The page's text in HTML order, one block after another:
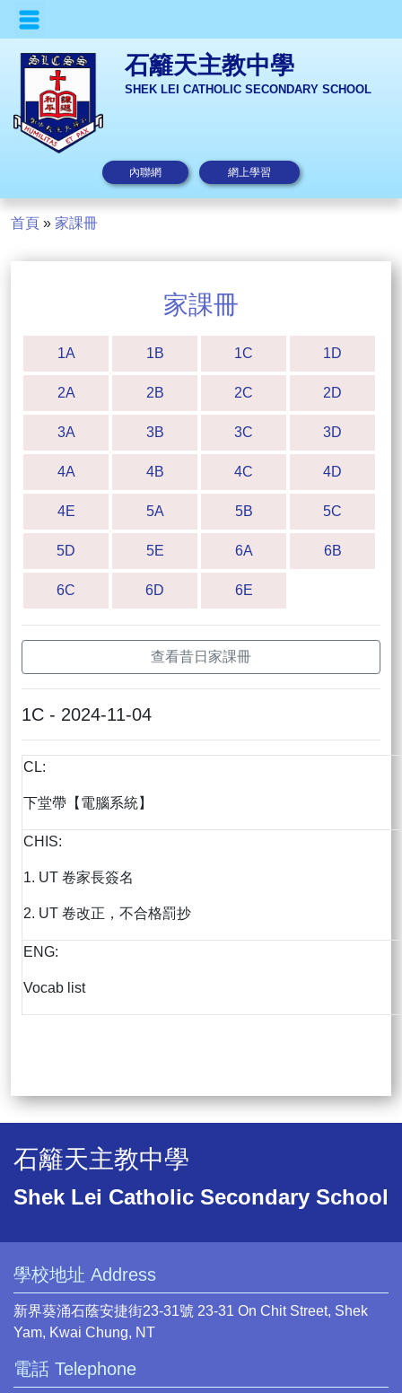
石籬天主教中學
SHEK LEI CATHOLIC SECONDARY SCHOOL
內聯網 網上學習
首頁 » 家課冊
家課冊
1A 1B 1C 1D
2A 2B 2C 2D
3A 3B 3C 3D
4A 4B 4C 4D
4E 5A 5B 5C
5D 5E 6A 6B
6C 6D 6E
查看昔日家課冊
1C - 2024-11-04
CL:
下堂帶【電腦系統】
CHIS:
1. UT 卷家長簽名
2. UT 卷改正，不合格罰抄
ENG:
Vocab list
石籬天主教中學
Shek Lei Catholic Secondary School
學校地址 Address
新界葵涌石蔭安捷街23-31號 23-31 On Chit Street, Shek
Yam, Kwai Chung, NT
電話 Telephone